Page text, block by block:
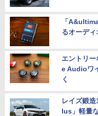
「
るオーデ
エントリ
e Audioワ
く
レイズ鍛
lus」軽量